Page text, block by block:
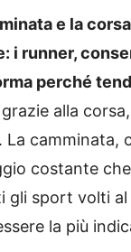
e la
i runner,
perché
alla
La camminata,
costante
gli sport volti al
la più